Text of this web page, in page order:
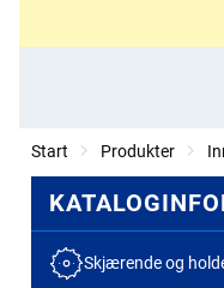
Start Produkter
Skjærende og